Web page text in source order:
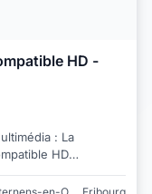
HD -
HD